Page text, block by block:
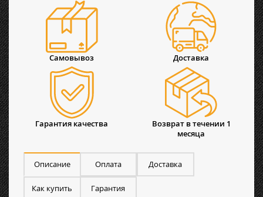
Самовывоз Доставка
Гарантия качества
Возврат в течении 1
месяца
Описание Оплата Доставка
Как купить Гарантия